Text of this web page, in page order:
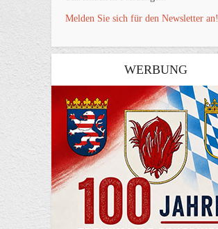
Melden Sie sich für den Newsletter an!
WERBUNG